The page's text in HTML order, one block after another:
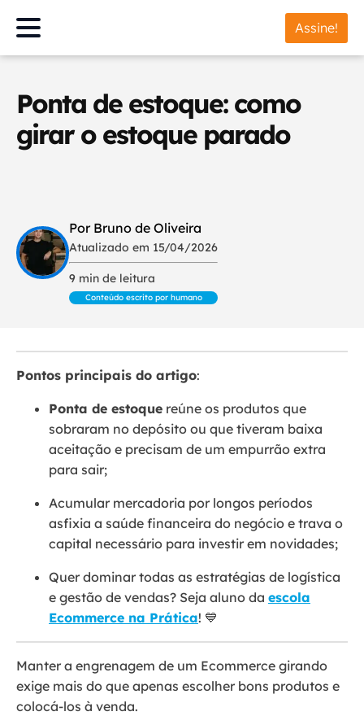
Assine!
Ponta de estoque: como
girar o estoque parado
Por Bruno de Oliveira
Atualizado em 15/04/2026
9 min de leitura
Conteúdo escrito por humano
Pontos principais do artigo:
Ponta de estoque reúne os produtos que
sobraram no depósito ou que tiveram baixa
aceitação e precisam de um empurrão extra
para sair;
Acumular mercadoria por longos períodos
asfixia a saúde financeira do negócio e trava o
capital necessário para investir em novidades;
Quer dominar todas as estratégias de logística
e gestão de vendas? Seja aluno da escola
Ecommerce na Prática! 💙
Manter a engrenagem de um Ecommerce girando
exige mais do que apenas escolher bons produtos e
colocá-los à venda.